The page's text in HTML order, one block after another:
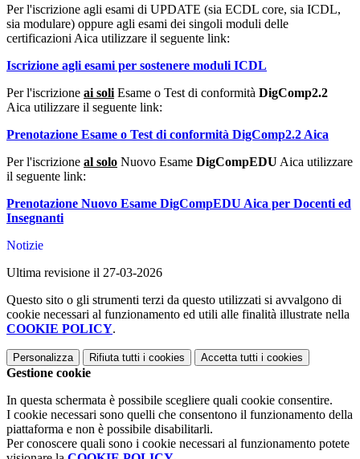
Per l'iscrizione agli esami di UPDATE (sia ECDL core, sia ICDL,
sia modulare) oppure agli esami dei singoli moduli delle
certificazioni Aica utilizzare il seguente link:
Iscrizione agli esami per sostenere moduli ICDL
Per l'iscrizione ai soli Esame o Test di conformità DigComp2.2
Aica utilizzare il seguente link:
Prenotazione Esame o Test di conformità DigComp2.2 Aica
Per l'iscrizione al solo Nuovo Esame DigCompEDU Aica utilizzare
il seguente link:
Prenotazione Nuovo Esame DigCompEDU Aica per Docenti ed
Insegnanti
Notizie
Ultima revisione il 27-03-2026
Questo sito o gli strumenti terzi da questo utilizzati si avvalgono di
cookie necessari al funzionamento ed utili alle finalità illustrate nella
COOKIE POLICY.
Personalizza Rifiuta tutti i cookies Accetta tutti i cookies
Gestione cookie
In questa schermata è possibile scegliere quali cookie consentire.
I cookie necessari sono quelli che consentono il funzionamento della
piattaforma e non è possibile disabilitarli.
Per conoscere quali sono i cookie necessari al funzionamento potete